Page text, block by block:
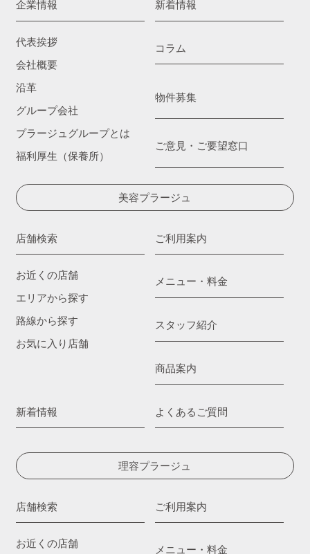
企業情報
代表挨拶
会社概要
沿革
グループ会社
プラージュグループとは
福利厚生（保養所）
新着情報
コラム
物件募集
ご意見・ご要望窓口
美容プラージュ
店舗検索
お近くの店舗
エリアから探す
路線から探す
お気に入り店舗
ご利用案内
メニュー・料金
スタッフ紹介
商品案内
新着情報 よくあるご質問
理容プラージュ
店舗検索
お近くの店舗
ご利用案内
メニュー・料金